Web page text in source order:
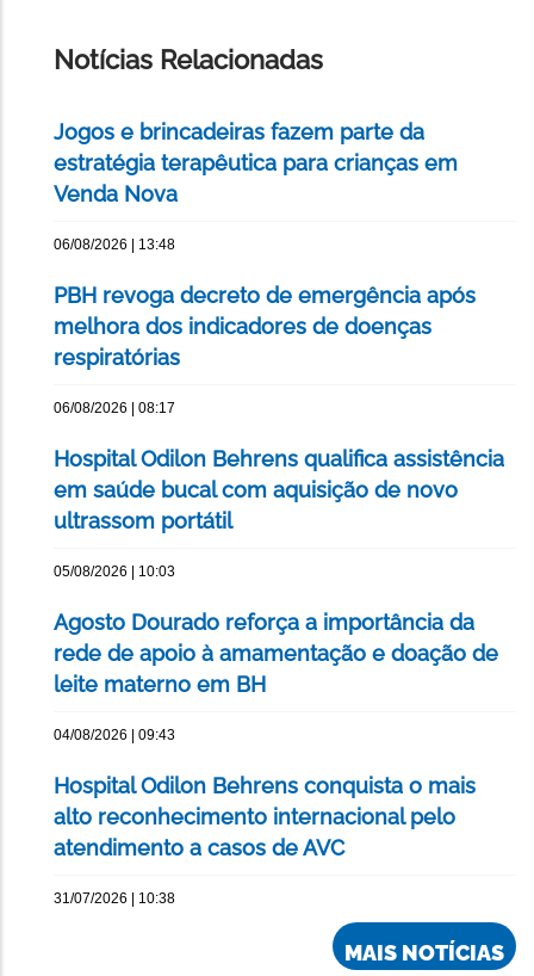
Notícias Relacionadas
Jogos e brincadeiras fazem parte da
estratégia terapêutica para crianças em
Venda Nova
06/08/2026 | 13:48
PBH revoga decreto de emergência após
melhora dos indicadores de doenças
respiratórias
06/08/2026 | 08:17
Hospital Odilon Behrens qualifica assistência
em saúde bucal com aquisição de novo
ultrassom portátil
05/08/2026 | 10:03
Agosto Dourado reforça a importância da
rede de apoio à amamentação e doação de
leite materno em BH
04/08/2026 | 09:43
Hospital Odilon Behrens conquista o mais
alto reconhecimento internacional pelo
atendimento a casos de AVC
31/07/2026 | 10:38
MAIS NOTÍCIAS